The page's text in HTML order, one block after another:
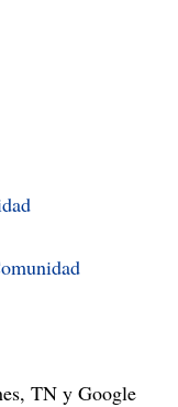
TN y Google